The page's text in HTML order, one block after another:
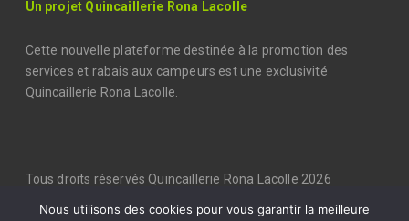
Un projet Quincaillerie Rona Lacolle
Cette nouvelle plateforme destinée à la promotion des
services et rabais aux campeurs est une exclusivité
Quincaillerie Rona Lacolle.
Tous droits réservés Quincaillerie Rona Lacolle 2026
Nous utilisons des cookies pour vous garantir la meilleure